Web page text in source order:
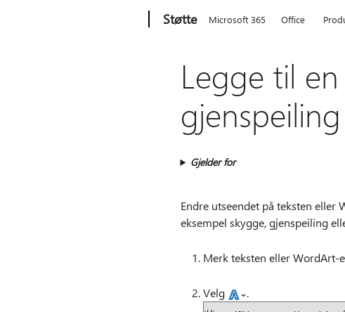
Støtte Microsoft 365 Office
Legge til
Gjelder for
Endre utseendet på teksten
eksempel skygge, gjenspeiling
Merk teksten eller WordArt-
Velg .